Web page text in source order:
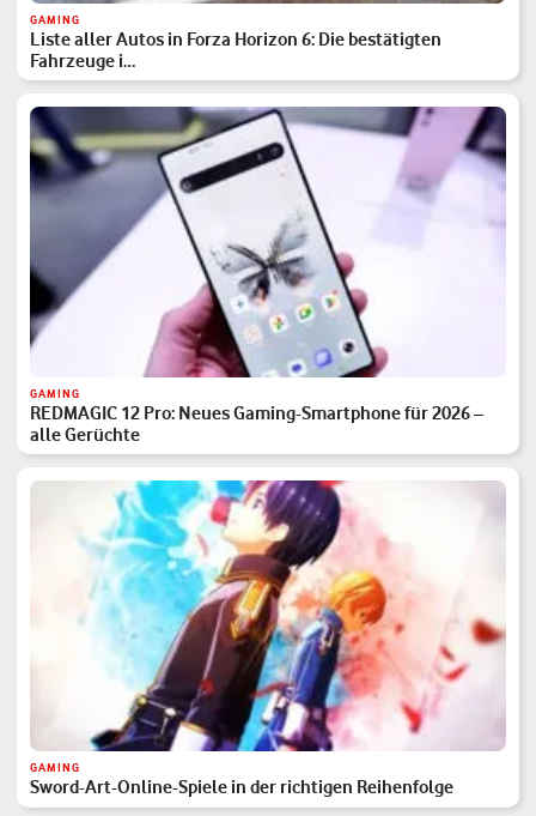
GAMING
Liste aller Autos in Forza Horizon 6: Die bestätigten
Fahrzeuge i…
GAMING
REDMAGIC 12 Pro: Neues Gaming-Smartphone für 2026 –
alle Gerüchte
GAMING
Sword-Art-Online-Spiele in der richtigen Reihenfolge